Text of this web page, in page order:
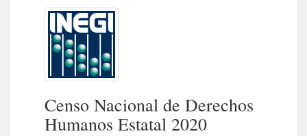
Censo Nacional de Derechos
Humanos Estatal 2020